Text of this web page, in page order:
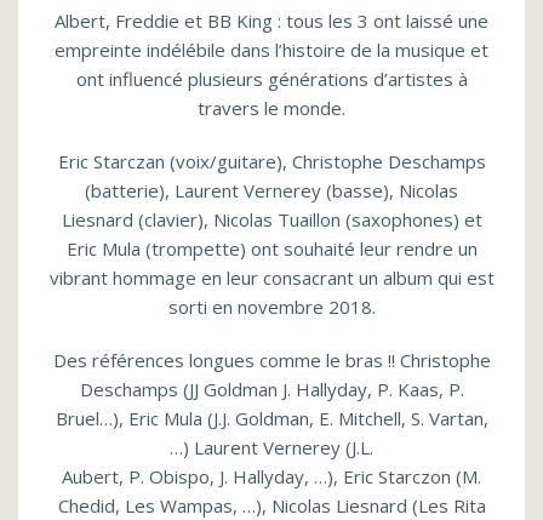
Albert, Freddie et BB King : tous les 3 ont laissé une
empreinte indélébile dans l’histoire de la musique et
ont influencé plusieurs générations d’artistes à
travers le monde.
Eric Starczan (voix/guitare), Christophe Deschamps
(batterie), Laurent Vernerey (basse), Nicolas
Liesnard (clavier), Nicolas Tuaillon (saxophones) et
Eric Mula (trompette) ont souhaité leur rendre un
vibrant hommage en leur consacrant un album qui est
sorti en novembre 2018.
Des références longues comme le bras !! Christophe
Deschamps (JJ Goldman J. Hallyday, P. Kaas, P.
Bruel…), Eric Mula (J.J. Goldman, E. Mitchell, S. Vartan,
…) Laurent Vernerey (J.L.
Aubert, P. Obispo, J. Hallyday, …), Eric Starczon (M.
Chedid, Les Wampas, …), Nicolas Liesnard (Les Rita